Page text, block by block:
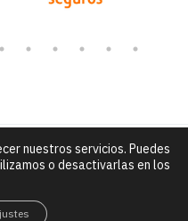
15-004432 |C/ Alfredo Brañas
| Tfn: 881
y de cookies
nuestros servicios. Puedes
o desactivarlas en los